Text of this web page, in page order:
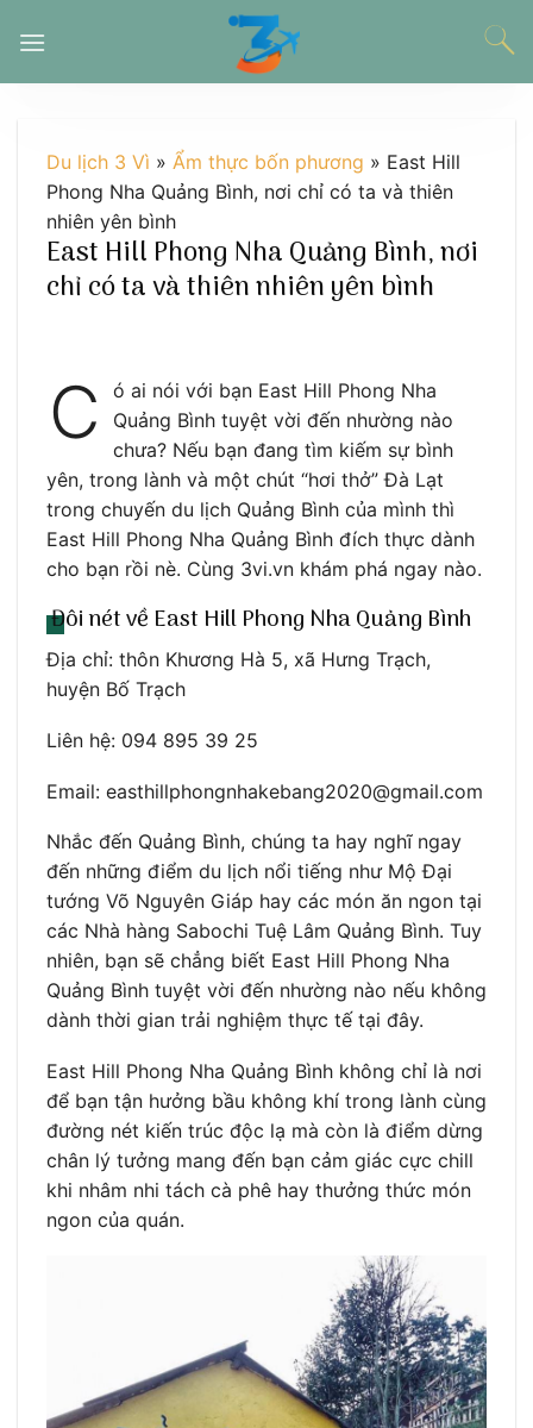
đến
Du lịch 3 Vì » Ẩm thực bốn phương » East Hill
Phong Nha Quảng Bình, nơi chỉ có ta và thiên
nhiên yên bình
East Hill Phong Nha Quảng Bình, nơi
chỉ có ta và thiên nhiên yên bình
C
ó ai nói với bạn East Hill Phong Nha
Quảng Bình tuyệt vời đến nhường nào
chưa? Nếu bạn đang tìm kiếm sự bình
yên, trong lành và một chút “hơi thở” Đà Lạt
trong chuyến du lịch Quảng Bình của mình thì
East Hill Phong Nha Quảng Bình đích thực dành
cho bạn rồi nè. Cùng 3vi.vn khám phá ngay nào.
Đôi nét về East Hill Phong Nha Quảng Bình
Địa chỉ: thôn Khương Hà 5, xã Hưng Trạch,
huyện Bố Trạch
Liên hệ: 094 895 39 25
Email: easthillphongnhakebang2020@gmail.com
Nhắc đến Quảng Bình, chúng ta hay nghĩ ngay
đến những điểm du lịch nổi tiếng như Mộ Đại
tướng Võ Nguyên Giáp hay các món ăn ngon tại
các Nhà hàng Sabochi Tuệ Lâm Quảng Bình. Tuy
nhiên, bạn sẽ chẳng biết East Hill Phong Nha
Quảng Bình tuyệt vời đến nhường nào nếu không
dành thời gian trải nghiệm thực tế tại đây.
East Hill Phong Nha Quảng Bình không chỉ là nơi
để bạn tận hưởng bầu không khí trong lành cùng
đường nét kiến trúc độc lạ mà còn là điểm dừng
chân lý tưởng mang đến bạn cảm giác cực chill
khi nhâm nhi tách cà phê hay thưởng thức món
ngon của quán.